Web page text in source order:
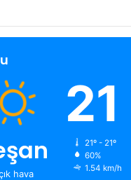
hava
21
21º - 21º
60%
1.54 km/h